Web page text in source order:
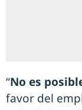
“No es
favor del